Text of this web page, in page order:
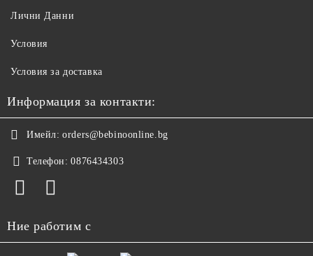
Лични Данни
Условия
Условия за доставка
Информация за контакти:
Имейл: orders@bebinoonline.bg
Телефон: 0876434303
Ние работим с